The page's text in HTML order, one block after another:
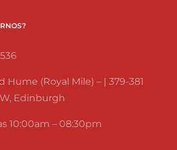
Hume (Royal Mile) – | 379-381
Edinburgh
10:00am – 08:30pm